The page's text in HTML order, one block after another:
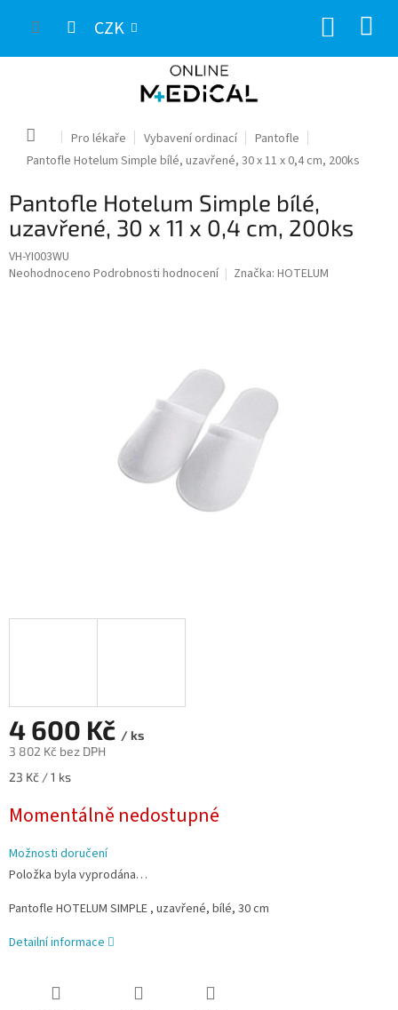
CZK
Domů Pro lékaře Vybavení ordinací
Pantofle
Pantofle Hotelum Simple bílé, uzavřené, 30 x 11 x 0,4 cm, 200ks
Pantofle Hotelum Simple bílé,
uzavřené, 30 x 11 x 0,4 cm, 200ks
VH-YI003WU
Průměrné
Neohodnoceno Podrobnosti hodnocení Značka: HOTELUM
4 600 Kč / ks
3 802 Kč bez DPH
Měrná
23 Kč / 1 ks
Momentálně nedostupné
Možnosti doručení
Položka byla vyprodána…
Pantofle HOTELUM SIMPLE , uzavřené, bílé, 30 cm
Detailní informace